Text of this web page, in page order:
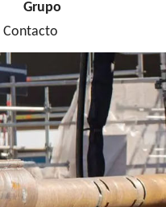
Grupo
Contacto